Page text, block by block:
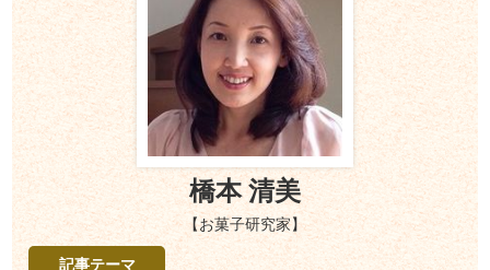
橋本 清美
【お菓子研究家】
記事テーマ